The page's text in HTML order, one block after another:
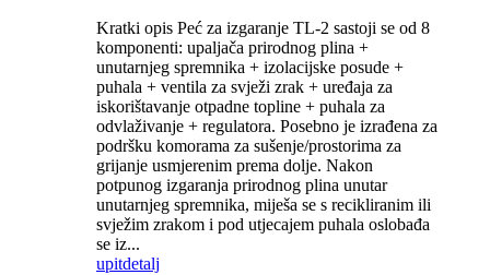
Kratki opis Peć za izgaranje TL-2 sastoji se od 8
komponenti: upaljača prirodnog plina +
unutarnjeg spremnika + izolacijske posude +
puhala + ventila za svježi zrak + uređaja za
iskorištavanje otpadne topline + puhala za
odvlaživanje + regulatora. Posebno je izrađena za
podršku komorama za sušenje/prostorima za
grijanje usmjerenim prema dolje. Nakon
potpunog izgaranja prirodnog plina unutar
unutarnjeg spremnika, miješa se s recikliranim ili
svježim zrakom i pod utjecajem puhala oslobađa
se iz...
upitdetalj